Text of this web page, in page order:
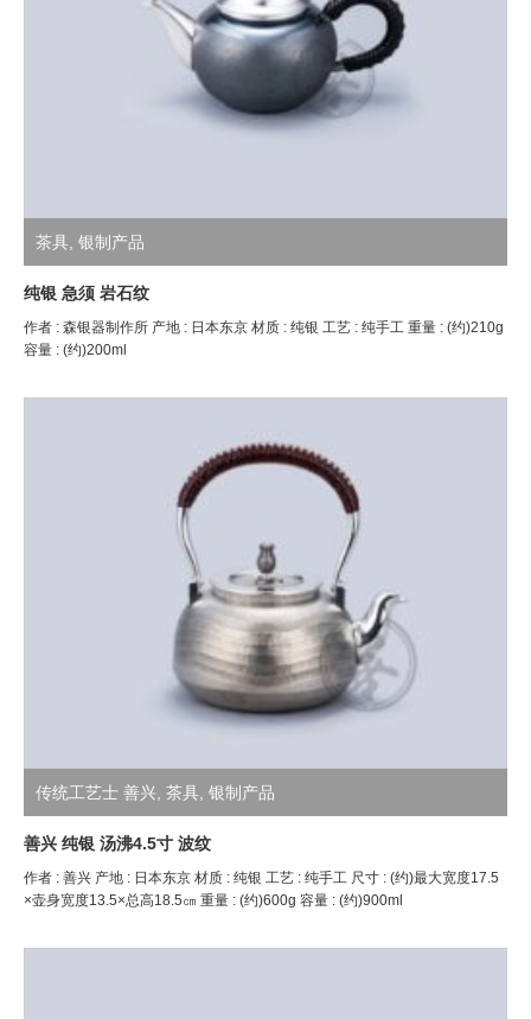
茶具 银制产品
纯银 急须 岩石纹
作者 : 森银器制作所 产地 : 日本东京 材质 : 纯银 工艺 : 纯手工 重量 : (约)210g
容量 : (约)200ml
传统工艺士 善兴 茶具 银制产品
善兴 纯银 汤沸4.5寸 波纹
作者 : 善兴 产地 : 日本东京 材质 : 纯银 工艺 : 纯手工 尺寸 : (约)最大宽度17.5
×壶身宽度13.5×总高18.5㎝ 重量 : (约)600g 容量 : (约)900ml